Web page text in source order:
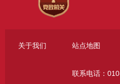
关于我们 站点地图
联系电话：